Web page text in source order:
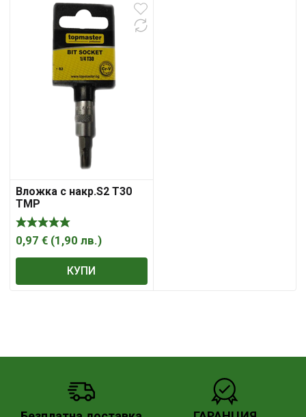
Вложка с накр.S2 T30
TMP
0,97 € (1,90 лв.)
КУПИ